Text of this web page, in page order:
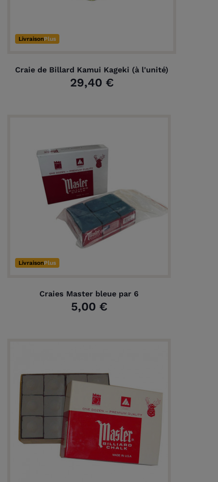
LivraisonPlus
Craie de Billard Kamui Kageki (à l'unité)
29,40 €
LivraisonPlus
Craies Master bleue par 6
5,00 €